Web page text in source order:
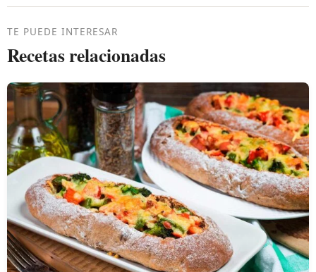
TE PUEDE INTERESAR
Recetas relacionadas